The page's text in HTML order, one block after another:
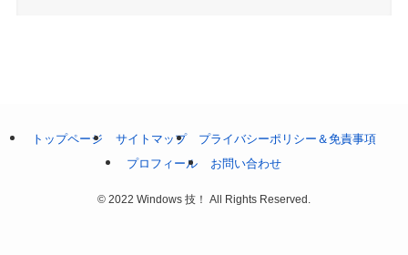
トップページ サイトマップ
プライバシーポリシー＆免責事項
プロフィール
お問い合わせ
© 2022 Windows 技！ All Rights Reserved.